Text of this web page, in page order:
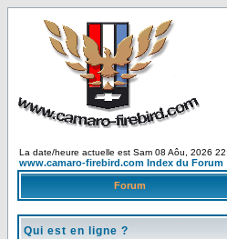
La date/heure actuelle est Sam 08 Aôu, 2026
www.camaro-firebird.com Index du Forum
Forum
Qui est en ligne ?